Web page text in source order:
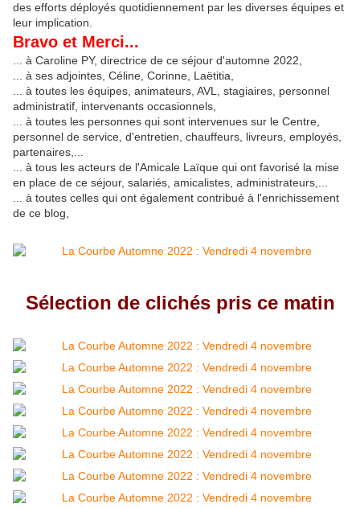
des efforts déployés quotidiennement par les diverses équipes et
leur implication.
Bravo et Merci...
... à Caroline PY, directrice de ce séjour d'automne 2022,
... à ses adjointes, Céline, Corinne, Laëtitia,
... à toutes les équipes, animateurs, AVL, stagiaires, personnel
administratif, intervenants occasionnels,
... à toutes les personnes qui sont intervenues sur le Centre,
personnel de service, d'entretien, chauffeurs, livreurs, employés,
partenaires,...
... à tous les acteurs de l'Amicale Laïque qui ont favorisé la mise
en place de ce séjour, salariés, amicalistes, administrateurs,...
... à toutes celles qui ont également contribué à l'enrichissement
de ce blog,
Sélection de clichés pris ce matin